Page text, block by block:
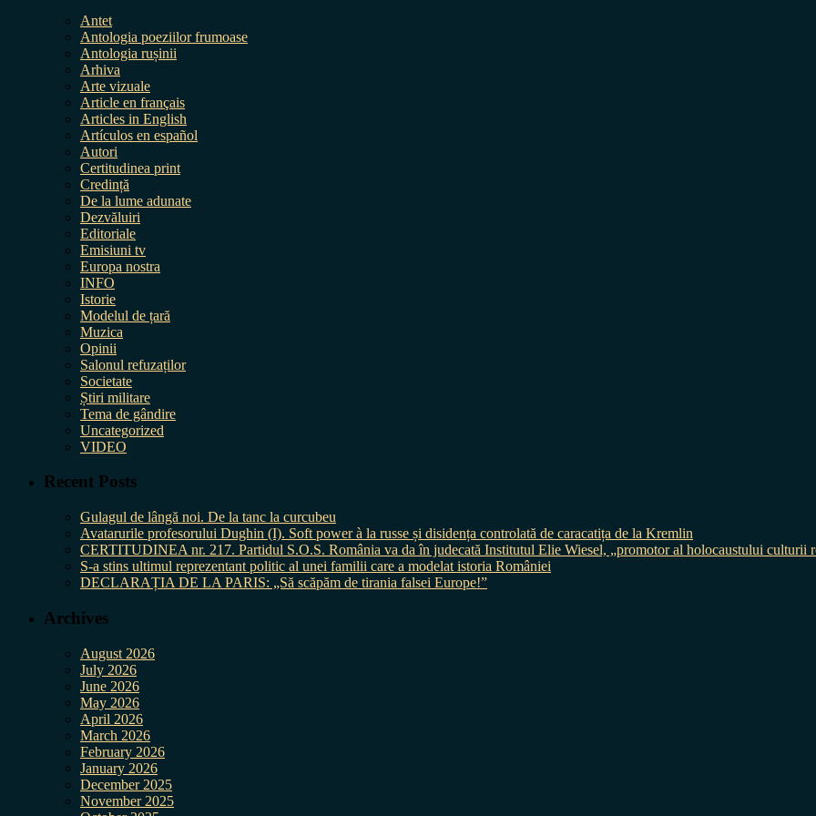
Antet
Antologia poeziilor frumoase
Antologia rușinii
Arhiva
Arte vizuale
Article en français
Articles in English
Artículos en español
Autori
Certitudinea print
Credință
De la lume adunate
Dezvăluiri
Editoriale
Emisiuni tv
Europa nostra
INFO
Istorie
Modelul de țară
Muzica
Opinii
Salonul refuzaților
Societate
Știri militare
Tema de gândire
Uncategorized
VIDEO
Recent Posts
Gulagul de lângă noi. De la tanc la curcubeu
Avatarurile profesorului Dughin (I). Soft power à la russe și disidența controlată de caracatița de la Kremlin
CERTITUDINEA nr. 217. Partidul S.O.S. România va da în judecată Institutul Elie Wiesel, „promotor al holocaustului culturii
S-a stins ultimul reprezentant politic al unei familii care a modelat istoria României
DECLARAȚIA DE LA PARIS: „Să scăpăm de tirania falsei Europe!”
Archives
August 2026
July 2026
June 2026
May 2026
April 2026
March 2026
February 2026
January 2026
December 2025
November 2025